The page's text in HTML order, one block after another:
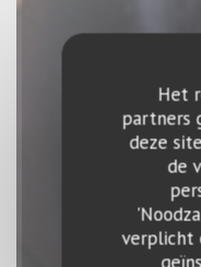
Het
partners
deze
de
verplicht